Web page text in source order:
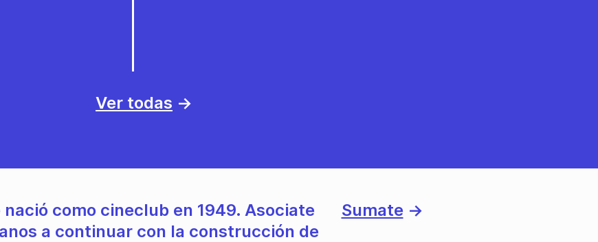
Ver todas →
nació como cineclub en 1949. Asociate
a continuar con la construcción de
Sumate →